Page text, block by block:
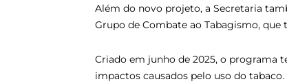
Além do novo projeto, a Secretaria
Grupo de Combate ao Tabagismo, que
Criado em junho de 2025, o programa
impactos causados pelo uso do